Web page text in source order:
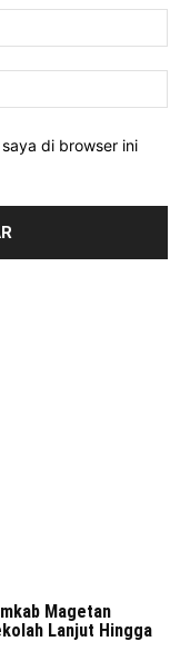
di browser ini
Magetan
Lanjut Hingga